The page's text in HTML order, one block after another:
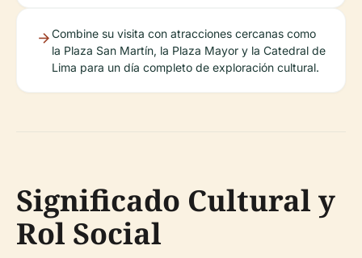
Combine su visita con atracciones cercanas como
la Plaza San Martín, la Plaza Mayor y la Catedral de
Lima para un día completo de exploración cultural.
Significado Cultural y
Rol Social